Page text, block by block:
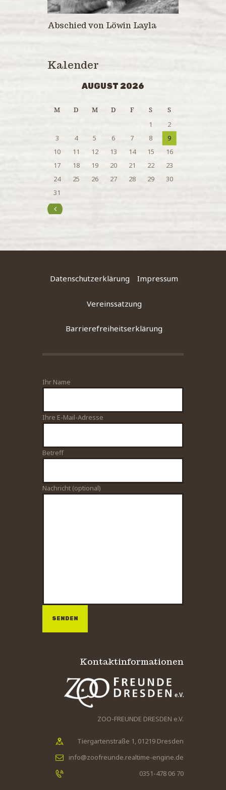
Abschied von Löwin Layla
Kalender
AUGUST 2026
M D M D F S
S
1
2
3
4 5 6 7 8
9
10
11 12 13 14 15
16
17
18 19 20 21 22
23
24
25 26 27 28 29
30
31
« Juli
Datenschutzerklärung Impressum
Vereinssatzung
Barrierefreiheitserklärung
Bitte lasse dieses Feld leer.
Ihr Name
Ihre E-Mail-Adresse
Betreff
Nachricht (optional)
Kontaktinformationen
ZOO-FREUNDE DRESDEN e.V.
Tiergartenstraße 1, 01219 Dresden
info@zoofreunde.realtime-engine.de
0351-478 06 70